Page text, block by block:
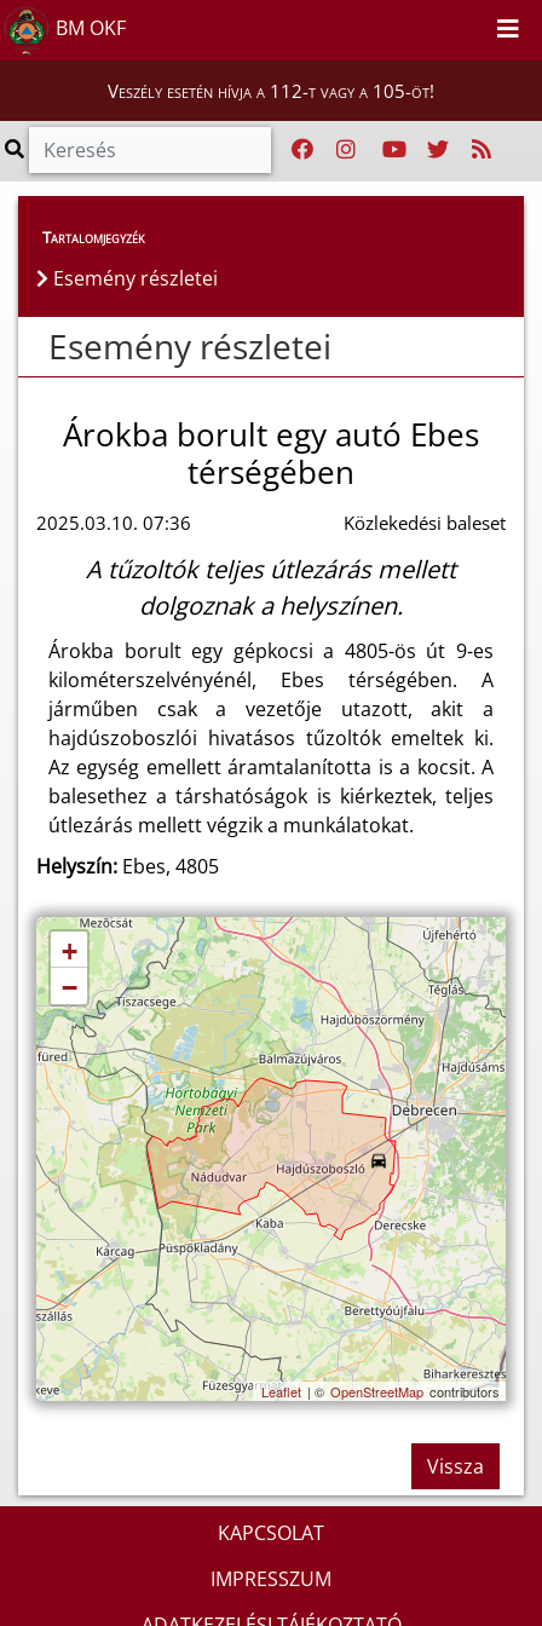
BM OKF
Veszély esetén hívja a 112-t vagy a 105-öt!
Esemény részletei
Tartalomjegyzék
Esemény részletei
Esemény részletei
Árokba borult egy autó Ebes
térségében
2025.03.10. 07:36 Közlekedési baleset
A tűzoltók teljes útlezárás mellett
dolgoznak a helyszínen.
Árokba borult egy gépkocsi a 4805-ös út 9-es
kilométerszelvényénél, Ebes térségében. A
járműben csak a vezetője utazott, akit a
hajdúszoboszlói hivatásos tűzoltók emeltek ki.
Az egység emellett áramtalanította is a kocsit. A
balesethez a társhatóságok is kiérkeztek, teljes
útlezárás mellett végzik a munkálatokat.
Helyszín: Ebes, 4805
+
−
Leaflet | © OpenStreetMap contributors
Vissza
KAPCSOLAT
IMPRESSZUM